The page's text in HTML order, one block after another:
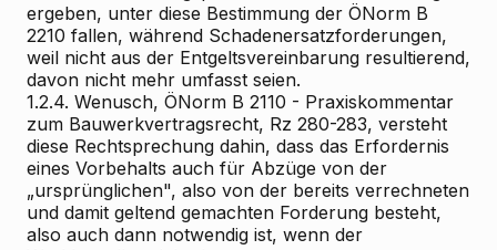
ergeben, unter diese Bestimmung der ÖNorm B
2210 fallen, während Schadenersatzforderungen,
weil nicht aus der Entgeltsvereinbarung resultierend,
davon nicht mehr umfasst seien.
1.2.4. Wenusch, ÖNorm B 2110 - Praxiskommentar
zum Bauwerkvertragsrecht, Rz 280-283, versteht
diese Rechtsprechung dahin, dass das Erfordernis
eines Vorbehalts auch für Abzüge von der
„ursprünglichen", also von der bereits verrechneten
und damit geltend gemachten Forderung besteht,
also auch dann notwendig ist, wenn der